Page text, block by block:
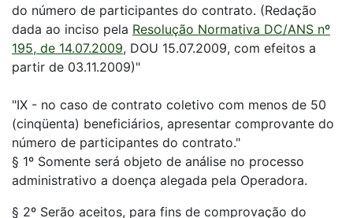
do número de participantes do contrato. (Redação
dada ao inciso pela Resolução Normativa DC/ANS nº
195, de 14.07.2009, DOU 15.07.2009, com efeitos a
partir de 03.11.2009)"
"IX - no caso de contrato coletivo com menos de 50
(cinqüenta) beneficiários, apresentar comprovante do
número de participantes do contrato."
§ 1º Somente será objeto de análise no processo
administrativo a doença alegada pela Operadora.
§ 2º Serão aceitos, para fins de comprovação do